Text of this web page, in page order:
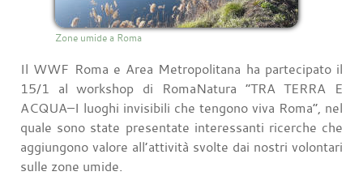
Zone umide a Roma
Il WWF Roma e Area Metropolitana ha partecipato il
15/1 al workshop di RomaNatura “TRA TERRA E
ACQUA–I luoghi invisibili che tengono viva Roma”, nel
quale sono state presentate interessanti ricerche che
aggiungono valore all’attività svolte dai nostri volontari
sulle zone umide.